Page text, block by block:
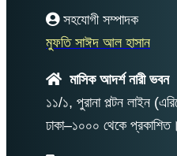
সহযোগী সম্পাদক
মুফতি সাঈদ আল হাসান
মাসিক আদর্শ নারী ভবন
১১/১, পুরানা পল্টন লাইন
ঢাকা–১০০০ থেকে প্রকাশিত।